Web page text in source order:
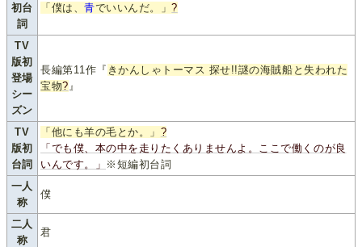
初台
詞
「僕は、青でいいんだ。」?
TV
版初
登場
シー
ズン
長編第11作『 きかんしゃトーマス 探せ!!謎の海賊船と失われた
宝物? 』
TV
版初
台詞
「他にも羊の毛とか。」 ?
「でも僕、本の中を走りたくありませんよ。ここで働くのが良
いんです。」 ※短編初台詞
一人
称
僕
二人
称
君